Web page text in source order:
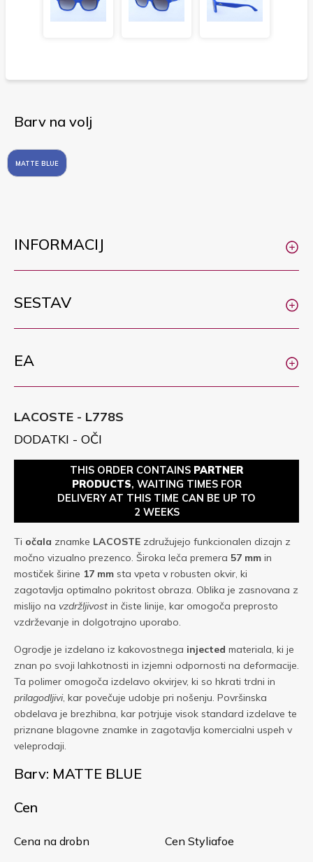
Barv na volj
MATTE BLUE
INFORMACIJ
SESTAV
EA
LACOSTE - L778S
DODATKI - OČI
THIS ORDER CONTAINS PARTNER
PRODUCTS, WAITING TIMES FOR
DELIVERY AT THIS TIME CAN BE UP TO
2 WEEKS
Ti očala znamke LACOSTE združujejo funkcionalen dizajn z
močno vizualno prezenco. Široka leča premera 57 mm in
mostiček širine 17 mm sta vpeta v robusten okvir, ki
zagotavlja optimalno pokritost obraza. Oblika je zasnovana z
mislijo na vzdržljivost in čiste linije, kar omogoča preprosto
vzdrževanje in dolgotrajno uporabo.
Ogrodje je izdelano iz kakovostnega injected materiala, ki je
znan po svoji lahkotnosti in izjemni odpornosti na deformacije.
Ta polimer omogoča izdelavo okvirjev, ki so hkrati trdni in
prilagodljivi, kar povečuje udobje pri nošenju. Površinska
obdelava je brezhibna, kar potrjuje visok standard izdelave te
priznane blagovne znamke in zagotavlja komercialni uspeh v
veleprodaji.
Barv: MATTE BLUE
Cen
Cena na drobn Cen Styliafoe